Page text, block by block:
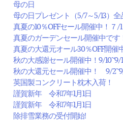
母の日
母の日プレゼント（5/7～5/13）全
真夏の10％OFFセール開催中！７/
真夏のガーデンセール開催中で
真夏の大還元オール30％OFF開催
秋の大感謝セール開催中！9/
秋の大還元セール開催中！ 9/
英国製コンクリート枕木入荷！
謹賀新年 令和7年1月1日
謹賀新年 令和7年1月1日
除排雪業務の受付開始!